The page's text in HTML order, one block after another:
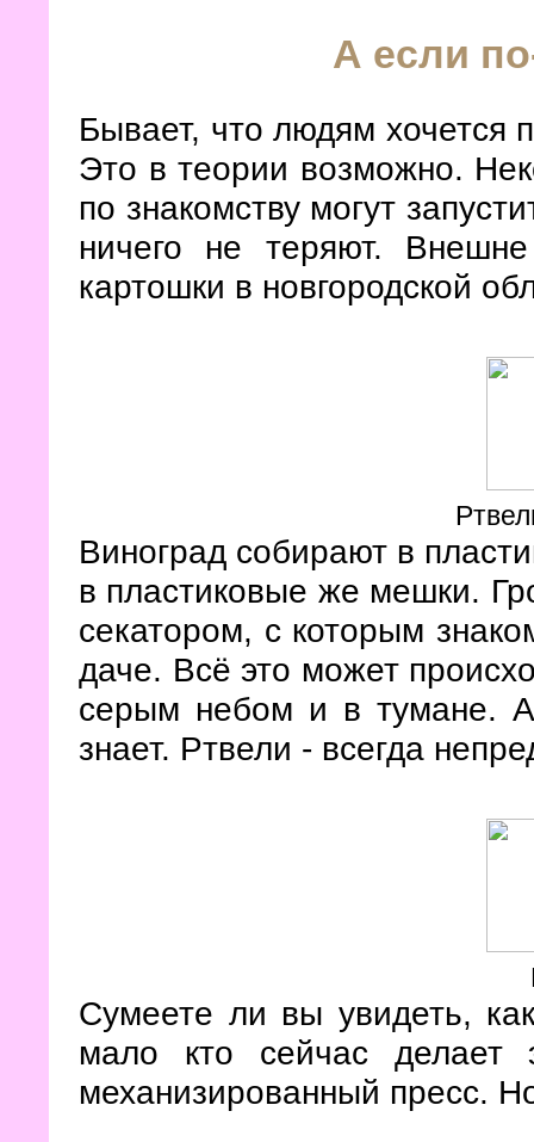
А если
Бывает, что людям хочется
Это в теории возможно.
по знакомству могут
ничего не теряют.
картошки в новгородской
Виноград собирают в
в пластиковые же мешки.
секатором, с которым
даче. Всё это может
серым небом и в тумане. А
знает. Ртвели - всегда
Сумеете ли вы увидеть,
мало кто сейчас делает
механизированный пресс.